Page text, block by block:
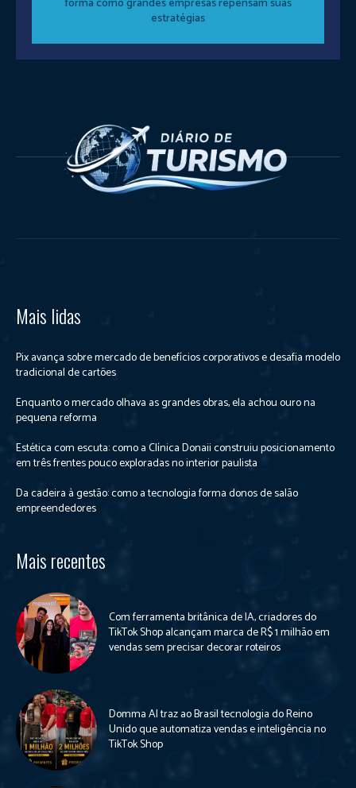
forma como grandes empresas repensam suas
estratégias
Mais lidas
Pix avança sobre mercado de benefícios corporativos e desafia modelo
tradicional de cartões
Enquanto o mercado olhava as grandes obras, ela achou ouro na
pequena reforma
Estética com escuta: como a Clínica Donaii construiu posicionamento
em três frentes pouco exploradas no interior paulista
Da cadeira à gestão: como a tecnologia forma donos de salão
empreendedores
Mais recentes
Com ferramenta britânica de IA, criadores do
TikTok Shop alcançam marca de R$ 1 milhão em
vendas sem precisar decorar roteiros
Domma AI traz ao Brasil tecnologia do Reino
Unido que automatiza vendas e inteligência no
TikTok Shop